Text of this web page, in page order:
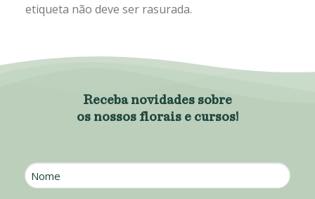
etiqueta não deve ser rasurada.
Receba novidades sobre
os nossos florais e cursos!
Nome